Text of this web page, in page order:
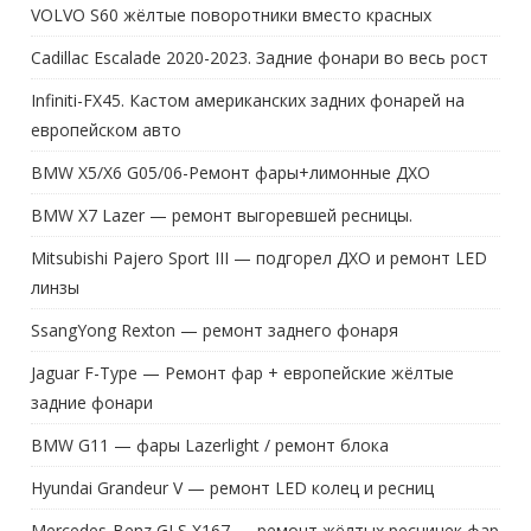
VOLVO S60 жёлтые поворотники вместо красных
Cadillac Escalade 2020-2023. Задние фонари во весь рост
Infiniti-FX45. Кастом американских задних фонарей на
европейском авто
BMW X5/X6 G05/06-Ремонт фары+лимонные ДХО
BMW X7 Lazer — ремонт выгоревшей ресницы.
Mitsubishi Pajero Sport III — подгорел ДХО и ремонт LED
линзы
SsangYong Rexton — ремонт заднего фонаря
Jaguar F-Type — Ремонт фар + европейские жёлтые
задние фонари
BMW G11 — фары Lazerlight / ремонт блока
Hyundai Grandeur V — ремонт LED колец и ресниц